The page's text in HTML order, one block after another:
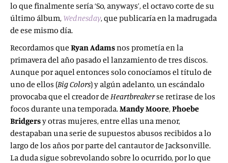
lo que finalmente sería ‘So, anyways’, el octavo corte de su
último álbum, Wednesday, que publicaría en la madrugada
de ese mismo día.
Recordamos que Ryan Adamsnos prometía en la
primavera del año pasado el lanzamiento de tres discos.
Aunque por aquel entonces solo conocíamos el título de
uno de ellos (Big Colors) y algún adelanto, un escándalo
provocaba que el creador de Heartbreakerse retirase de los
focos durante una temporada.Mandy Moore,Phoebe
Bridgersy otras mujeres, entre ellas una menor,
destapaban una serie de supuestos abusos recibidos a lo
largo de los años por parte del cantautor de Jacksonville.
La duda sigue sobrevolando sobre lo ocurrido, por lo que